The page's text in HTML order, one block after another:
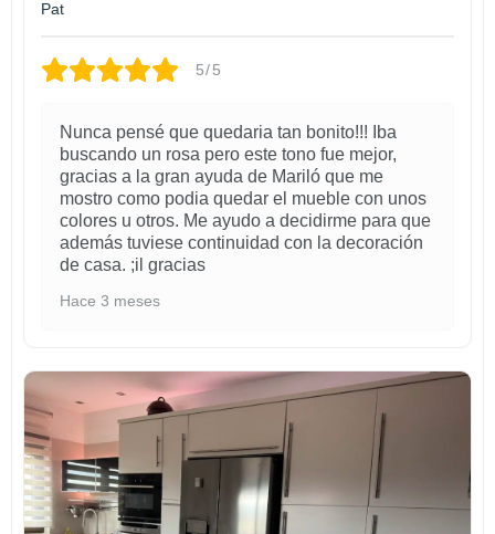
Pat
5/5
Nunca pensé que quedaria tan bonito!!! Iba
buscando un rosa pero este tono fue mejor,
gracias a la gran ayuda de Mariló que me
mostro como podia quedar el mueble con unos
colores u otros. Me ayudo a decidirme para que
además tuviese continuidad con la decoración
de casa. ;il gracias
Hace 3 meses